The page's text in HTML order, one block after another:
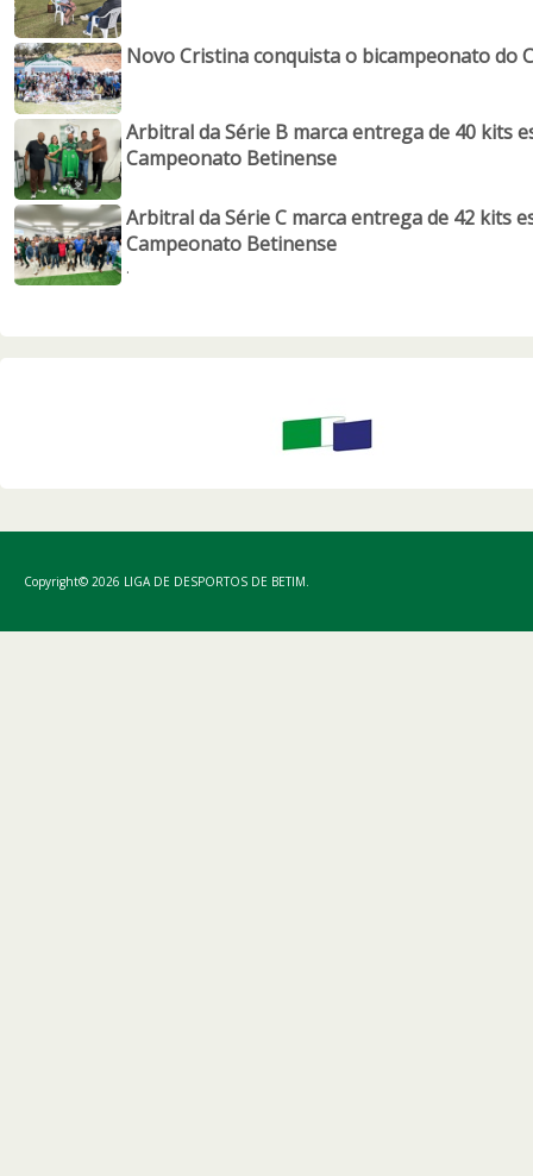
Novo Cristina conquista o bicampeonato do
Arbitral da Série B marca entrega de 40 kits
Campeonato Betinense
Arbitral da Série C marca entrega de 42 kits
Campeonato Betinense
.
Copyright© 2026 LIGA DE DESPORTOS DE BETIM.